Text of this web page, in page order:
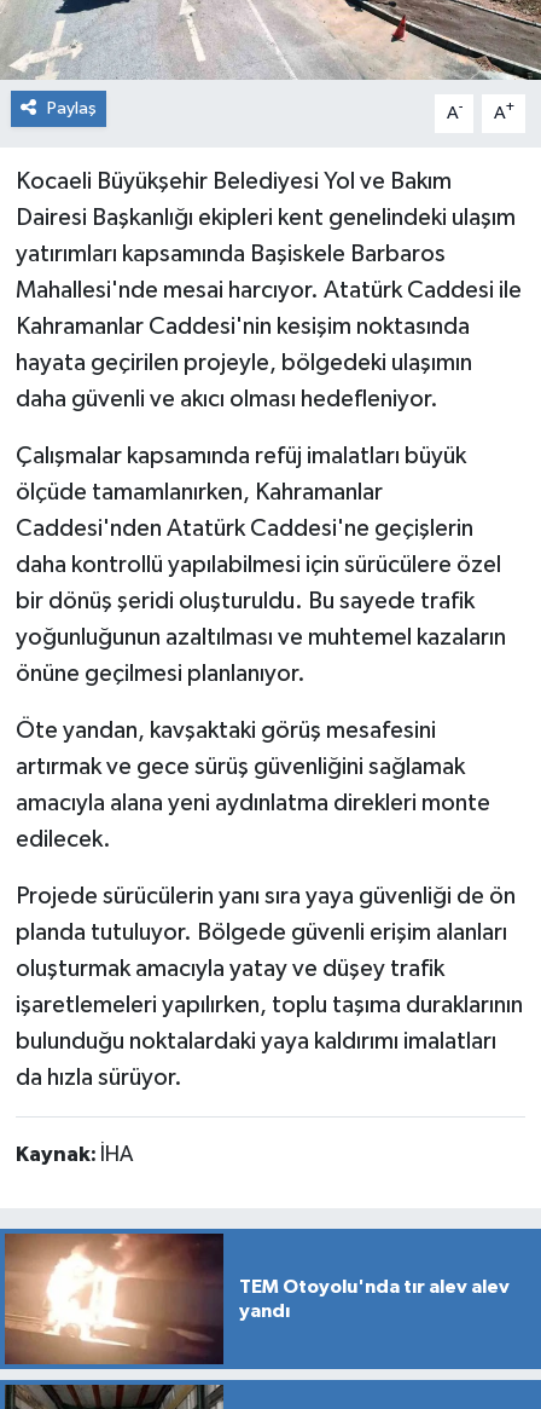
Paylaş A- A+
Kocaeli Büyükşehir Belediyesi Yol ve Bakım
Dairesi Başkanlığı ekipleri kent genelindeki ulaşım
yatırımları kapsamında Başiskele Barbaros
Mahallesi'nde mesai harcıyor. Atatürk Caddesi ile
Kahramanlar Caddesi'nin kesişim noktasında
hayata geçirilen projeyle, bölgedeki ulaşımın
daha güvenli ve akıcı olması hedefleniyor.
Çalışmalar kapsamında refüj imalatları büyük
ölçüde tamamlanırken, Kahramanlar
Caddesi'nden Atatürk Caddesi'ne geçişlerin
daha kontrollü yapılabilmesi için sürücülere özel
bir dönüş şeridi oluşturuldu. Bu sayede trafik
yoğunluğunun azaltılması ve muhtemel kazaların
önüne geçilmesi planlanıyor.
Öte yandan, kavşaktaki görüş mesafesini
artırmak ve gece sürüş güvenliğini sağlamak
amacıyla alana yeni aydınlatma direkleri monte
edilecek.
Projede sürücülerin yanı sıra yaya güvenliği de ön
planda tutuluyor. Bölgede güvenli erişim alanları
oluşturmak amacıyla yatay ve düşey trafik
işaretlemeleri yapılırken, toplu taşıma duraklarının
bulunduğu noktalardaki yaya kaldırımı imalatları
da hızla sürüyor.
Kaynak: İHA
TEM Otoyolu'nda tır alev alev
yandı